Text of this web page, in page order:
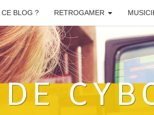
BLOG ? RETROGAMER